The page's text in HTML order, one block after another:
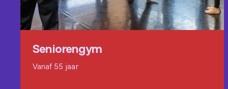
Seniorengym
Vanaf 55 jaar